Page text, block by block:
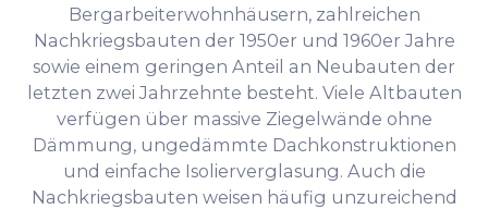
Bergarbeiterwohnhäusern, zahlreichen
Nachkriegsbauten der 1950er und 1960er Jahre
sowie einem geringen Anteil an Neubauten der
letzten zwei Jahrzehnte besteht. Viele Altbauten
verfügen über massive Ziegelwände ohne
Dämmung, ungedämmte Dachkonstruktionen
und einfache Isolierverglasung. Auch die
Nachkriegsbauten weisen häufig unzureichend